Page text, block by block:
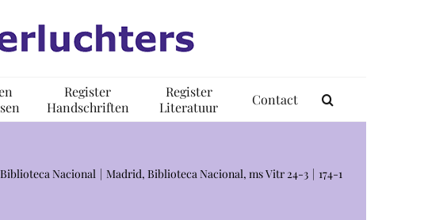
Register
Handschriften
Register
Literatuur
Contact
Nacional Madrid, Biblioteca Nacional, ms Vitr 24-3 174-1